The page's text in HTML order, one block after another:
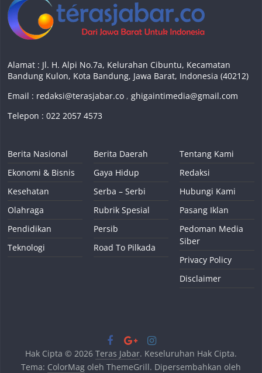
Alamat : Jl. H. Alpi No.7a, Kelurahan Cibuntu, Kecamatan
Bandung Kulon, Kota Bandung, Jawa Barat, Indonesia (40212)
Email : redaksi@terasjabar.co ,ghigaintimedia@gmail.com
Telepon : 022 2057 4573
Berita Nasional
Ekonomi & Bisnis
Kesehatan
Olahraga
Pendidikan
Teknologi
Berita Daerah
Gaya Hidup
Serba – Serbi
Rubrik Spesial
Persib
Road To Pilkada
Tentang Kami
Redaksi
Hubungi Kami
Pasang Iklan
Pedoman Media
Siber
Privacy Policy
Disclaimer
Hak Cipta © 2026 Teras Jabar. Keseluruhan Hak Cipta.
Tema: ColorMagoleh ThemeGrill. Dipersembahkan oleh